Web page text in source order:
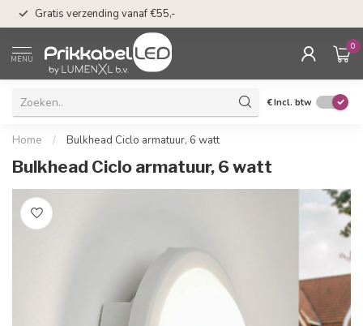
Gratis verzending vanaf €55,-
MENU
0
€Incl. btw
Home / Bulkhead Ciclo armatuur, 6 watt
Bulkhead Ciclo armatuur, 6 watt